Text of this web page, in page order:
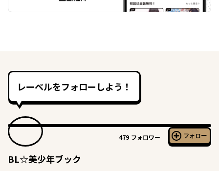
レーベルをフォローしよう！
479 フォロワー フォロー
BL☆美少年ブック